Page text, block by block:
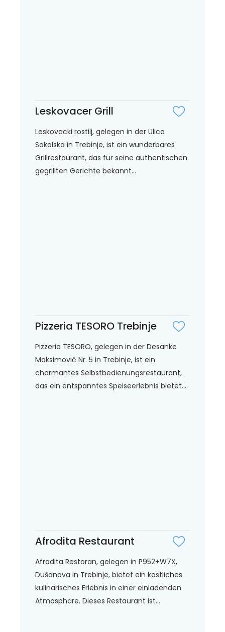
Leskovacer Grill
Leskovacki rostilj, gelegen in der Ulica
Sokolska in Trebinje, ist ein wunderbares
Grillrestaurant, das für seine authentischen
gegrillten Gerichte bekannt...
Pizzeria TESORO Trebinje
Pizzeria TESORO, gelegen in der Desanke
Maksimović Nr. 5 in Trebinje, ist ein
charmantes Selbstbedienungsrestaurant,
das ein entspanntes Speiseerlebnis bietet....
Afrodita Restaurant
Afrodita Restoran, gelegen in P952+W7X,
Dušanova in Trebinje, bietet ein köstliches
kulinarisches Erlebnis in einer einladenden
Atmosphäre. Dieses Restaurant ist...